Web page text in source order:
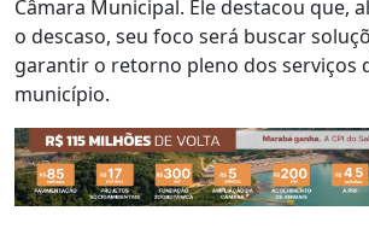
Câmara Municipal. Ele destacou que,
o descaso, seu foco será buscar
garantir o retorno pleno dos serviços
município.